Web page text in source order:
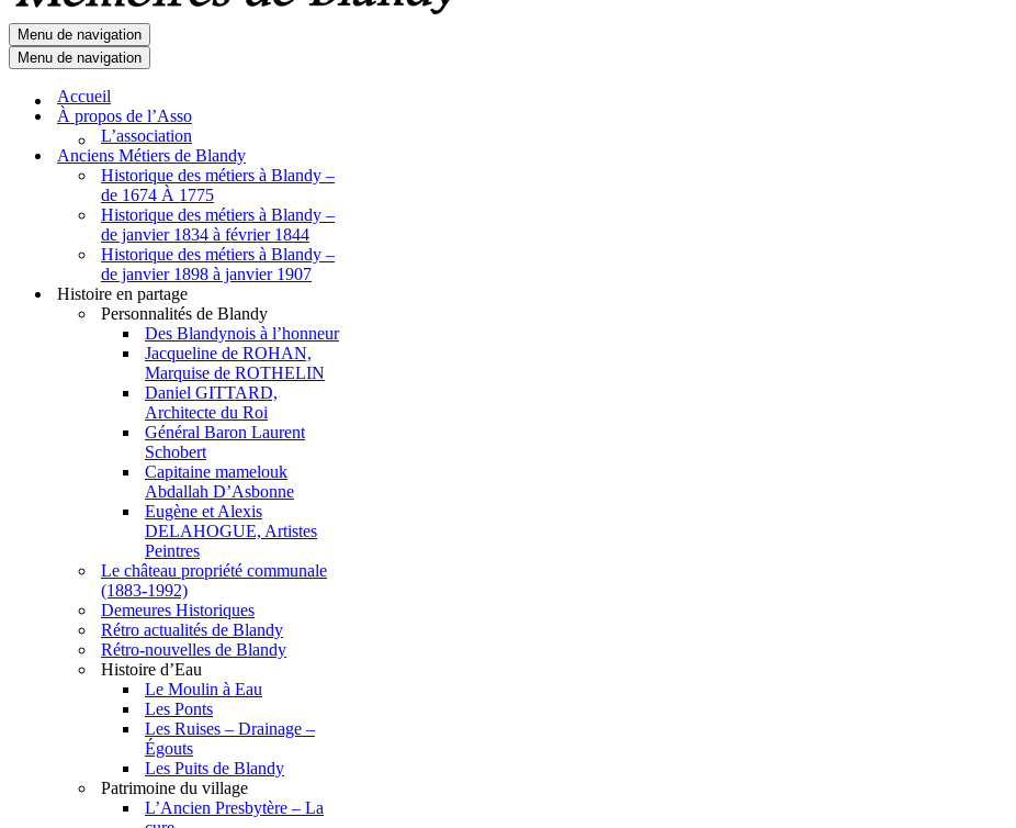
Menu de navigation
Menu de navigation
Accueil
À propos de l’Asso
L’association
Anciens Métiers de Blandy
Historique des métiers à Blandy –
de 1674 À 1775
Historique des métiers à Blandy –
de janvier 1834 à février 1844
Historique des métiers à Blandy –
de janvier 1898 à janvier 1907
Histoire en partage
Personnalités de Blandy
Des Blandynois à l’honneur
Jacqueline de ROHAN,
Marquise de ROTHELIN
Daniel GITTARD,
Architecte du Roi
Général Baron Laurent
Schobert
Capitaine mamelouk
Abdallah D’Asbonne
Eugène et Alexis
DELAHOGUE, Artistes
Peintres
Le château propriété communale
(1883-1992)
Demeures Historiques
Rétro actualités de Blandy
Rétro-nouvelles de Blandy
Histoire d’Eau
Le Moulin à Eau
Les Ponts
Les Ruises – Drainage –
Égouts
Les Puits de Blandy
Patrimoine du village
L’Ancien Presbytère – La